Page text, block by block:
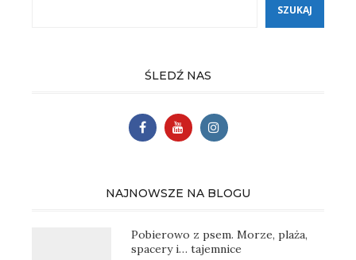
SZUKAJ
ŚLEDŹ NAS
NAJNOWSZE NA BLOGU
Pobierowo z psem. Morze, plaża,
spacery i… tajemnice